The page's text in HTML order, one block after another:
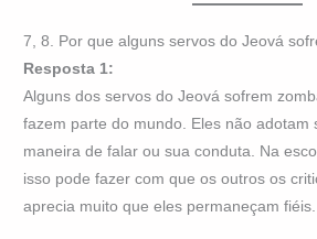
7, 8. Por que alguns servos do Jeová
Resposta 1:
Alguns dos servos do Jeová sofrem
fazem parte do mundo. Eles não adotam
maneira de falar ou sua conduta. Na
isso pode fazer com que os outros os
aprecia muito que eles permaneçam fiéis.